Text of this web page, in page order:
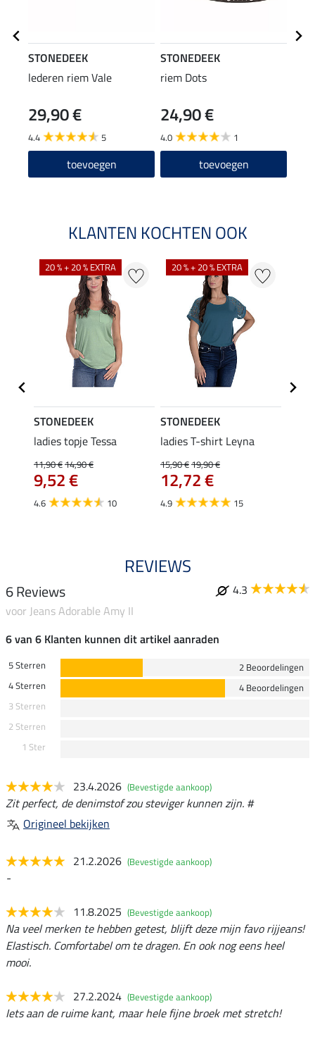
STONEDEEK
lederen riem Vale
29,90 €
4.4 5
toevoegen
STONEDEEK
riem Dots
24,90 €
4.0 1
toevoegen
KLANTEN KOCHTEN OOK
20 % + 20 % EXTRA
STONEDEEK
ladies topje Tessa
11,90 €14,90 €
9,52 €
4.6 10
20 % + 20 % EXTRA
STONEDEEK
ladies T-shirt Leyna
15,90 €19,90 €
12,72 €
4.9 15
REVIEWS
6 Reviews
4.3
voor Jeans Adorable Amy II
6 van 6 Klanten kunnen dit artikel aanraden
5 Sterren
2 Beoordelingen
4 Sterren
4 Beoordelingen
3 Sterren
2 Sterren
1 Ster
23.4.2026 (Bevestigde aankoop)
Zit perfect, de denimstof zou steviger kunnen zijn. #
Origineel bekijken
21.2.2026 (Bevestigde aankoop)
-
11.8.2025 (Bevestigde aankoop)
Na veel merken te hebben getest, blijft deze mijn favo rijjeans!
Elastisch. Comfortabel om te dragen. En ook nog eens heel
mooi.
27.2.2024 (Bevestigde aankoop)
Iets aan de ruime kant, maar hele fijne broek met stretch!